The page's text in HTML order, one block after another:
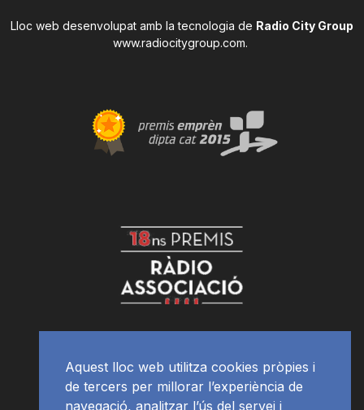
Lloc web desenvolupat amb la tecnologia de Radio City Group
www.radiocitygroup.com.
Aquest lloc web utilitza cookies pròpies i
de tercers per millorar l’experiència de
navegació, analitzar l’ús del servei i